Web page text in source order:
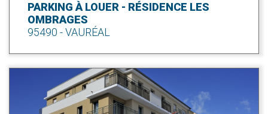
PARKING À LOUER - RÉSIDENCE LES
OMBRAGES
95490 - VAURÉAL